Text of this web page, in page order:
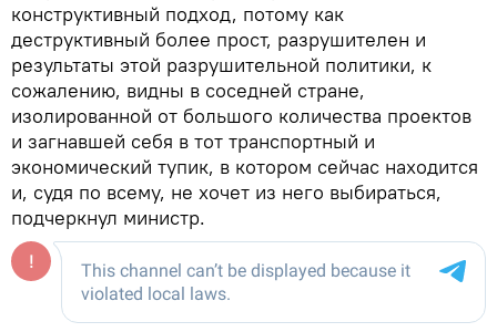
конструктивный подход, потому как
деструктивный более прост, разрушителен и
результаты этой разрушительной политики, к
сожалению, видны в соседней стране,
изолированной от большого количества проектов
и загнавшей себя в тот транспортный и
экономический тупик, в котором сейчас находится
и, судя по всему, не хочет из него выбираться,
подчеркнул министр.